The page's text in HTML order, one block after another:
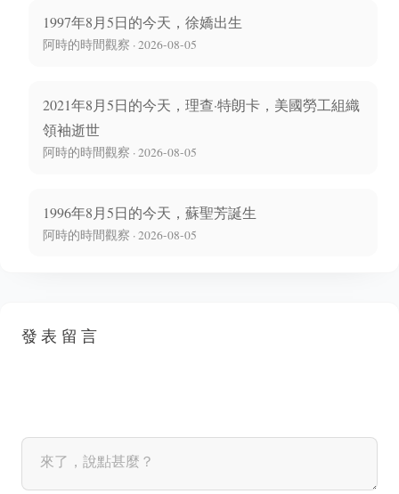
1997年8月5日的今天，徐嬌出生
阿時的時間觀察 · 2026-08-05
2021年8月5日的今天，理查·特朗卡，美國勞工組織
領袖逝世
阿時的時間觀察 · 2026-08-05
1996年8月5日的今天，蘇聖芳誕生
阿時的時間觀察 · 2026-08-05
發表留言